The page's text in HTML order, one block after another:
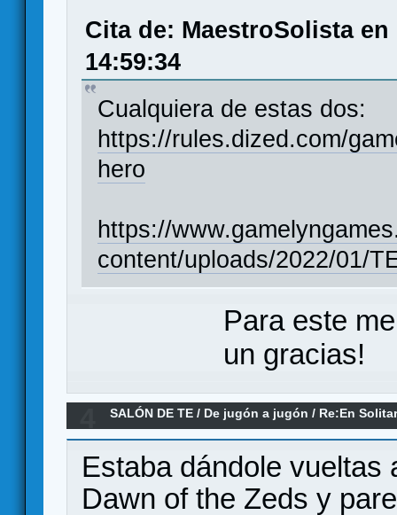
Cita de: MaestroSolista
14:59:34
Cualquiera de estas dos:
https://rules.dized.com/
hero
https://
content/uploads/2022/01/
Para este
un gracias!
SALÓN DE TE / De jugón a jugón / Re:En
Estaba dándole vueltas
Dawn of the Zeds y